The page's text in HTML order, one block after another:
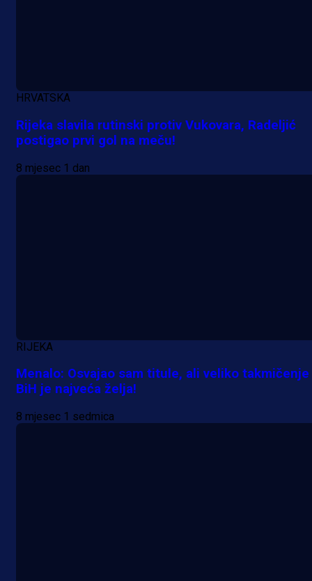
Premijer liga BiH
Grbavica se prisjetila Izeta
HRVATSKA
Rijeka slavila rutinski protiv Vukovara, Radeljić
postigao prvi gol na meču!
8 mjesec 1 dan
RIJEKA
Menalo: Osvajao sam titule, ali veliko takmičenje
BiH je najveća želja!
8 mjesec 1 sedmica